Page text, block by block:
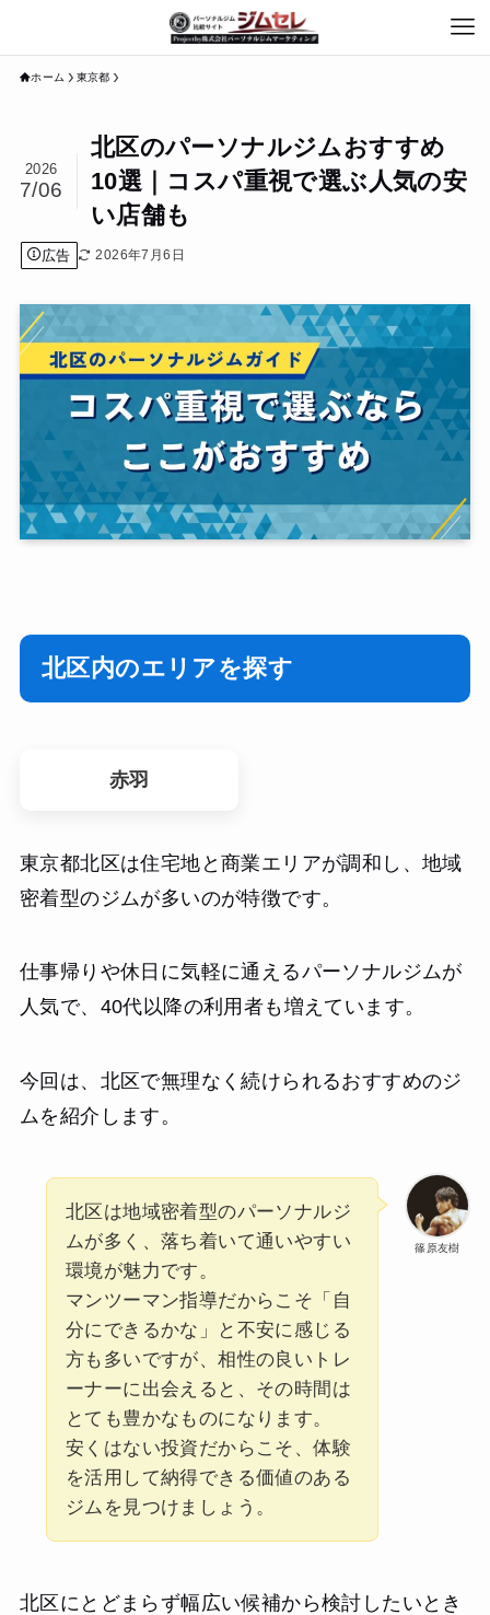
ホーム 東京都
北区のパーソナルジムおすすめ
10選｜コスパ重視で選ぶ人気の安
い店舗も
2026
7/06
広告 2026年7月6日
北区内のエリアを探す
赤羽
東京都北区は住宅地と商業エリアが調和し、地域
密着型のジムが多いのが特徴です。
仕事帰りや休日に気軽に通えるパーソナルジムが
人気で、40代以降の利用者も増えています。
今回は、北区で無理なく続けられるおすすめのジ
ムを紹介します。
篠原友樹
北区は地域密着型のパーソナルジ
ムが多く、落ち着いて通いやすい
環境が魅力です。
マンツーマン指導だからこそ「自
分にできるかな」と不安に感じる
方も多いですが、相性の良いトレ
ーナーに出会えると、その時間は
とても豊かなものになります。
安くはない投資だからこそ、体験
を活用して納得できる価値のある
ジムを見つけましょう。
北区にとどまらず幅広い候補から検討したいとき